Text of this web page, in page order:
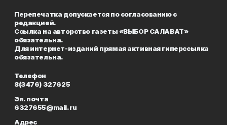
Перепечатка допускается по согласованию с
редакцией.
Ссылка на авторство газеты «ВЫБОР САЛАВАТ»
обязательна.
Для интернет-изданий прямая активная гиперссылка
обязательна.
Телефон
8(3476) 327625
Эл. почта
6327655@mail.ru
Адрес